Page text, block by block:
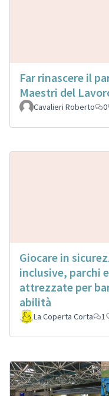
Far rinascere il
Maestri del
Cavalieri Roberto 0
Giocare in
inclusive, parchi
attrezzate per
abilità
La Coperta Corta 1